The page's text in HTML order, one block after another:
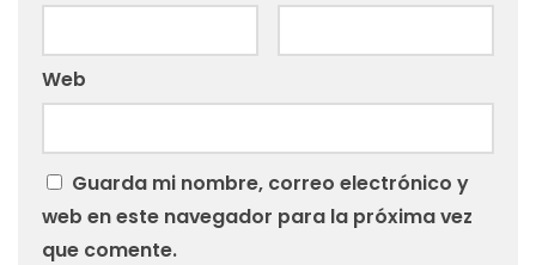
Web
Guarda mi nombre, correo electrónico y
web en este navegador para la próxima vez
que comente.